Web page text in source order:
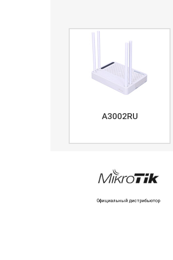
A3002RU
Официальный дистрибьютор